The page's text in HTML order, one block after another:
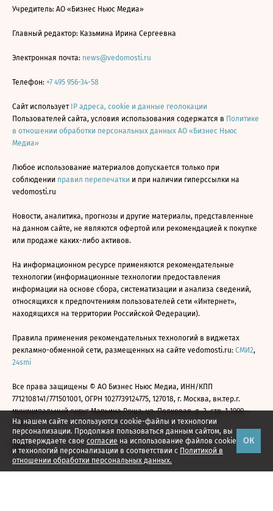
На нашем сайте используются cookie-файлы и технологии
персонализации. Продолжая пользоваться данным сайтом, вы
подтверждаете свое согласие на использование файлов cookie
и технологий персонализации в соответствии с Политикой в
отношении обработки персональных данных.
ОК
Учредитель: АО «Бизнес Ньюс Медиа»
Главный редактор: Казьмина Ирина Сергеевна
Электронная почта: news@vedomosti.ru
Телефон: +7 495 956-34-58
Сайт использует IP адреса, cookie и данные геолокации
Пользователей сайта, условия использования содержатся в Политике
в отношении обработки персональных данных АО «Бизнес Ньюс
Медиа»
Любое использование материалов допускается только при
соблюдении правил перепечатки и при наличии гиперссылки на
vedomosti.ru
Новости, аналитика, прогнозы и другие материалы, представленные
на данном сайте, не являются офертой или рекомендацией к покупке
или продаже каких-либо активов.
На информационном ресурсе применяются рекомендательные
технологии (информационные технологии предоставления
информации на основе сбора, систематизации и анализа сведений,
относящихся к предпочтениям пользователей сети «Интернет»,
находящихся на территории Российской Федерации).
Правила применения рекомендательных технологий в виджетах
рекламно-обменной сети, размещенных на сайте vedomosti.ru: СМИ2,
24smi
Все права защищены © АО Бизнес Ньюс Медиа, ИНН/КПП
7712108141/771501001, ОГРН 1027739124775, 127018, г. Москва, вн.тер.г.
муниципальный округ Марьина Роща, ул. Полковая, д. 3, стр. 1 1999—
2026